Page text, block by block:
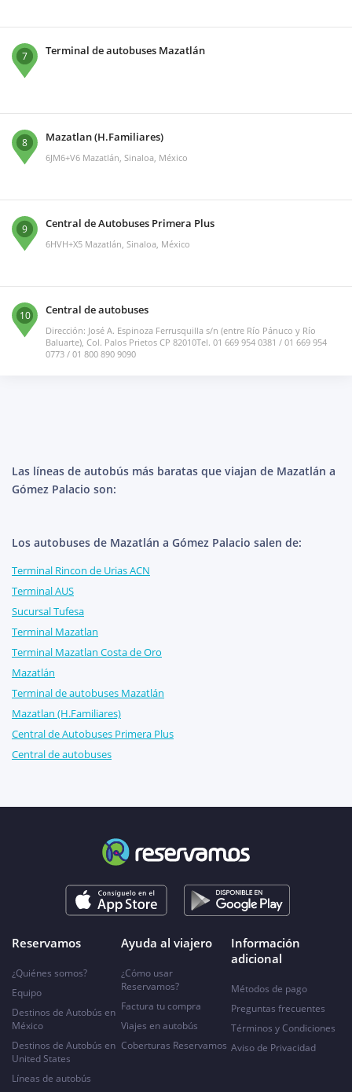
7 Terminal de autobuses Mazatlán
8 Mazatlan (H.Familiares)
6JM6+V6 Mazatlán, Sinaloa, México
9 Central de Autobuses Primera Plus
6HVH+X5 Mazatlán, Sinaloa, México
10 Central de autobuses
Dirección: José A. Espinoza Ferrusquilla s/n (entre Río Pánuco y Río
Baluarte), Col. Palos Prietos CP 82010Tel. 01 669 954 0381 / 01 669 954
0773 / 01 800 890 9090
Las líneas de autobús más baratas que viajan de Mazatlán a
Gómez Palacio son:
Los autobuses de Mazatlán a Gómez Palacio salen de:
Terminal Rincon de Urias ACN
Terminal AUS
Sucursal Tufesa
Terminal Mazatlan
Terminal Mazatlan Costa de Oro
Mazatlán
Terminal de autobuses Mazatlán
Mazatlan (H.Familiares)
Central de Autobuses Primera Plus
Central de autobuses
Reservamos
¿Quiénes somos?
Equipo
Destinos de Autobús en
México
Destinos de Autobús en
United States
Líneas de autobús
Ayuda al viajero
¿Cómo usar
Reservamos?
Factura tu compra
Viajes en autobús
Coberturas Reservamos
Información
adicional
Métodos de pago
Preguntas frecuentes
Términos y Condiciones
Aviso de Privacidad